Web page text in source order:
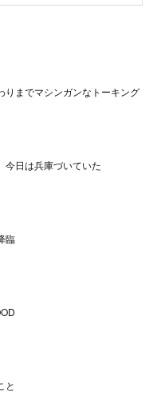
までマシンガンなトーキング
日は兵庫づいていた
臨
と